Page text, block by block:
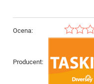
Ocena:
Producent: